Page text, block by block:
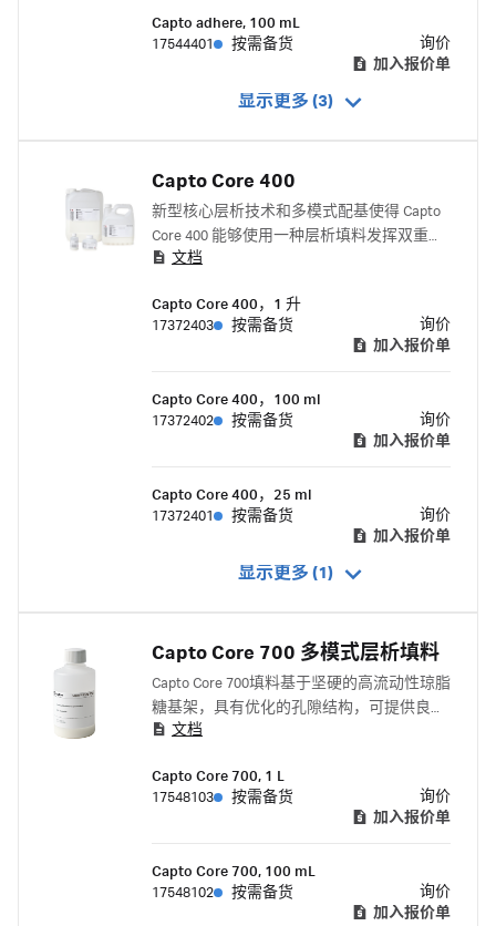
Capto adhere, 100 mL
17544401
按需备货
询价
加入报价单
显示更多 (3)
Capto Core 400
新型核心层析技术和多模式配基使得 Capto
Core 400 能够使用一种层析填料发挥双重功
能：分子排阻和结合层析。 产品优点：
文档
Capto Core 400，1 升
17372403
按需备货
询价
加入报价单
Capto Core 400，100 ml
17372402
按需备货
询价
加入报价单
Capto Core 400，25 ml
17372401
按需备货
询价
加入报价单
显示更多 (1)
Capto Core 700 多模式层析填料
Capto Core 700填料基于坚硬的高流动性琼脂
糖基架，具有优化的孔隙结构，可提供良好
的压力耐受性和流动性。这种填料旨在用于
实验室。它们的高流速特性可提高生产率和
大批量加工能力。 产品优势：双层设计 表
内部核心，核心层可以结合杂质分子。 这一
设计使得该系列填料具有分子排阻和吸附层
文档
Capto Core 700, 1 L
17548103
按需备货
询价
加入报价单
Capto Core 700, 100 mL
17548102
按需备货
询价
加入报价单